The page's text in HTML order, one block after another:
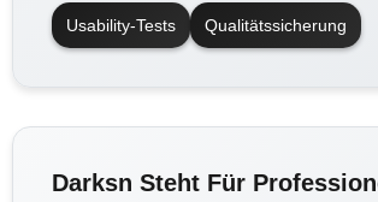
Usability-Tests Qualitätssicherung
Darksn Steht Für